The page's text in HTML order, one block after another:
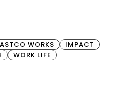
WORKS
IMPACT
WORK LIFE